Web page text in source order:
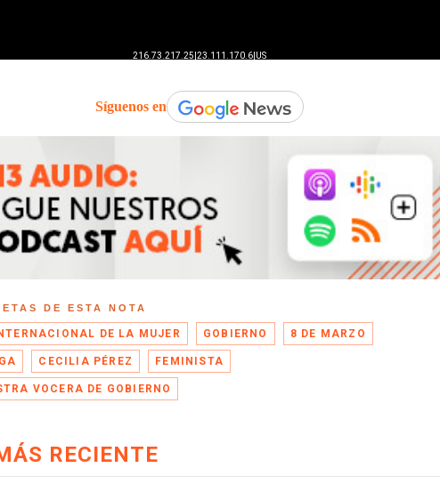
Síguenos en
DE ESTA NOTA
DE LA MUJER GOBIERNO 8 DE MARZO
CECILIA PÉREZ FEMINISTA
VOCERA DE GOBIERNO
RECIENTE